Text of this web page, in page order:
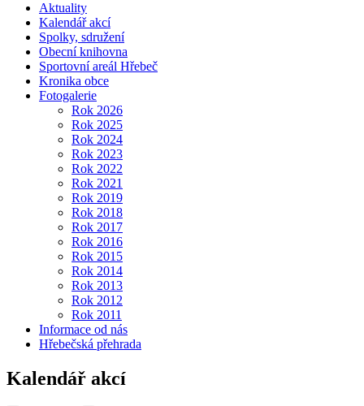
Aktuality
Kalendář akcí
Spolky, sdružení
Obecní knihovna
Sportovní areál Hřebeč
Kronika obce
Fotogalerie
Rok 2026
Rok 2025
Rok 2024
Rok 2023
Rok 2022
Rok 2021
Rok 2019
Rok 2018
Rok 2017
Rok 2016
Rok 2015
Rok 2014
Rok 2013
Rok 2012
Rok 2011
Informace od nás
Hřebečská přehrada
Kalendář akcí